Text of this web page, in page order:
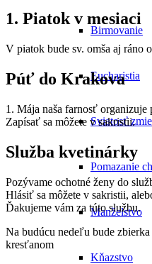
Birmovanie
Eucharistia
Sviatosť
Pomazanie
Manželstvo
Kňazstvo
1. Piatok v mesiaci
V piatok bude sv. omša aj ráno
Púť do Krakova
1. Mája naša farnosť
Zapísať sa môžete v sakristii.
Služba kvetinárky
Pozývame ochotné ženy do
Hlásiť sa môžete v sakristii,
Ďakujeme vám za túto službu.
Na budúcu nedeľu bude
kresťanom